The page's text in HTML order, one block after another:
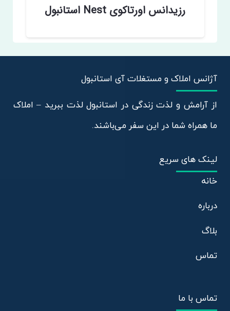
رزیدانس اورتاکوی Nest استانبول
آژانس املاک و مستغلات آی استانبول
از آرامش و لذت زندگی در استانبول لذت ببرید – املاک
ما همراه شما در این سفر می‌باشند.
لینک های سریع
خانه
درباره
بلاگ
تماس
تماس با ما